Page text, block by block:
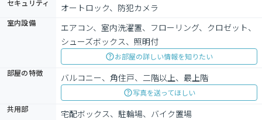
セキュリティ オートロック、防犯カメラ
室内設備
エアコン、室内洗濯置、フローリング、クロゼット、
シューズボックス、照明付
お部屋の詳しい情報を知りたい
部屋の特徴
バルコニー、角住戸、二階以上、最上階
写真を送ってほしい
共用部
宅配ボックス、駐輪場、バイク置場